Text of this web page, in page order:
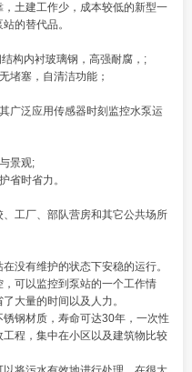
土建工作少，成本较低的新型一
的替代品。
构内衬玻璃钢，高强耐腐，;
堵塞，自清洁功能；
广泛应用传感器时刻监控水泵运
景观;
省时省力。
工厂、部队营房和其它公共场所
没有维护的状态下安稳的运行。
可以监控到泵站的一个工作情
大量的时间以及人力。
钢材质，寿命可达30年，一次性
程，集中在小区以及建筑物比较